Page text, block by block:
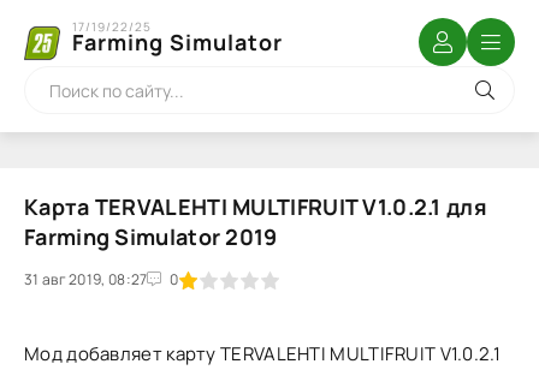
Farming Simulator
17/19/22/25
Карта TERVALEHTI MULTIFRUIT V1.0.2.1 для
Farming Simulator 2019
31 авг 2019, 08:27 0
1 2 3 4 5
Мод добавляет карту TERVALEHTI MULTIFRUIT V1.0.2.1